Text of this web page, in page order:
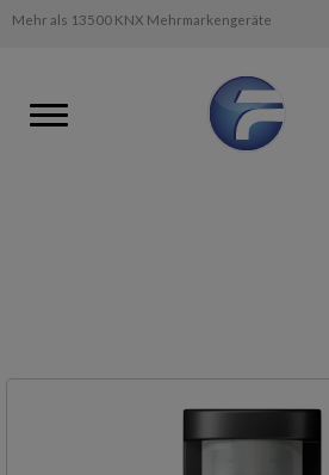
Mehr als 13500 KNX Mehrmarkengeräte